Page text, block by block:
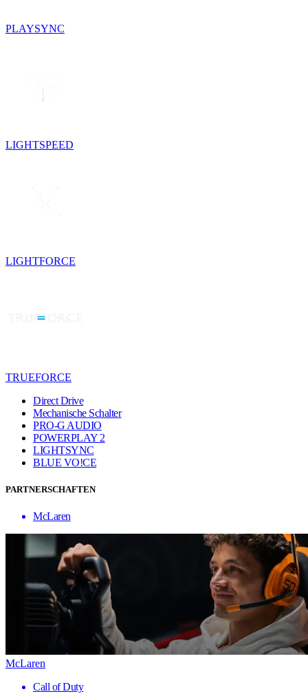
PLAYSYNC
LIGHTSPEED
LIGHTFORCE
TRUEFORCE
Direct Drive
Mechanische Schalter
PRO-G AUDIO
POWERPLAY 2
LIGHTSYNC
BLUE VO!CE
PARTNERSCHAFTEN
McLaren
McLaren
Call of Duty